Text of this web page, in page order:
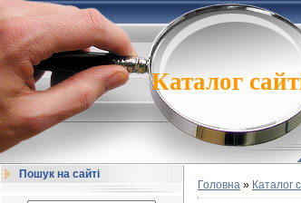
Каталог
Пошук на сайті
Головна » Каталог